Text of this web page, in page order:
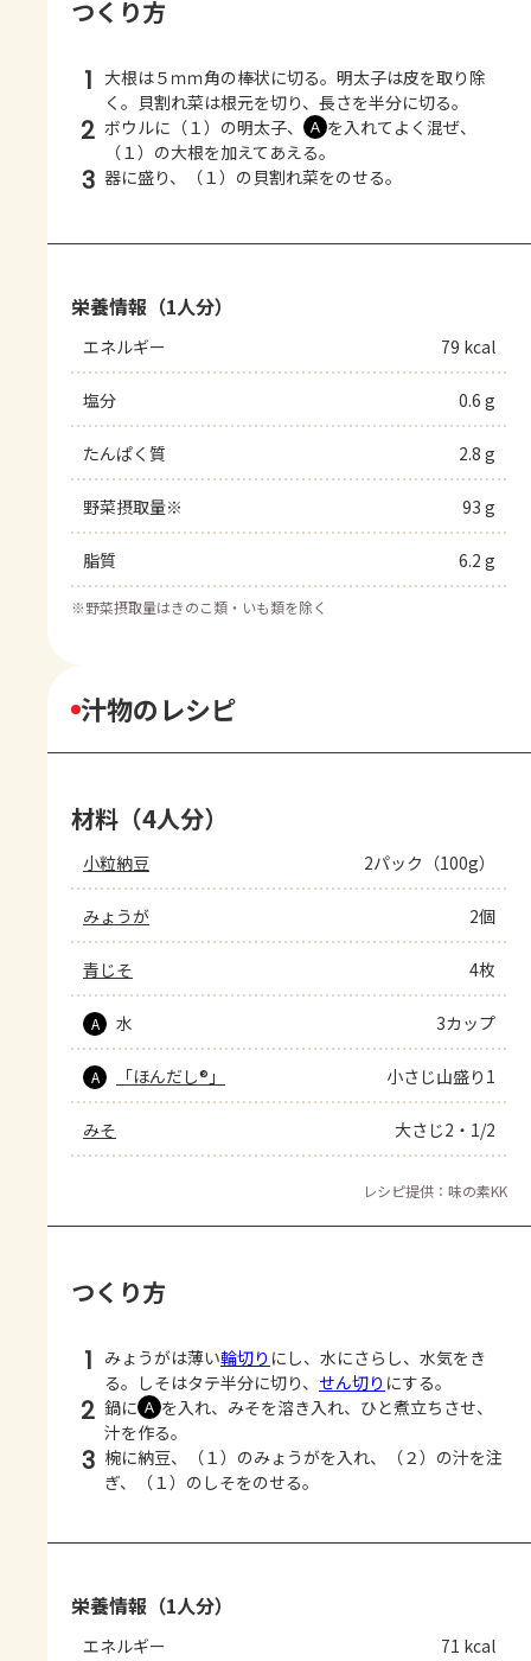
つくり方
1 大根は５ｍｍ角の棒状に切る。明太子は皮を取り除
く。貝割れ菜は根元を切り、長さを半分に切る。
2 ボウルに（１）の明太子、 Ａ を入れてよく混ぜ、
（１）の大根を加えてあえる。
3 器に盛り、（１）の貝割れ菜をのせる。
栄養情報（1人分）
エネルギー 79 kcal
塩分 0.6 g
たんぱく質 2.8 g
野菜摂取量※ 93 g
脂質 6.2 g
※野菜摂取量はきのこ類・いも類を除く
汁物のレシピ
材料（4人分）
小粒納豆 2パック（100g）
みょうが 2個
青じそ 4枚
A 水 3カップ
A 「ほんだし®」 小さじ山盛り1
みそ 大さじ2・1/2
レシピ提供：味の素KK
つくり方
1 みょうがは薄い輪切り にし、水にさらし、水気をき
る。しそはタテ半分に切り、 せん切り にする。
2 鍋に Ａ を入れ、みそを溶き入れ、ひと煮立ちさせ、
汁を作る。
3 椀に納豆、（１）のみょうがを入れ、（２）の汁を注
ぎ、（１）のしそをのせる。
栄養情報（1人分）
エネルギー 71 kcal